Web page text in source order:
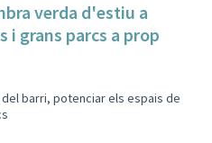
verda d'estiu a
i grans parcs a prop
barri, potenciar els espais de